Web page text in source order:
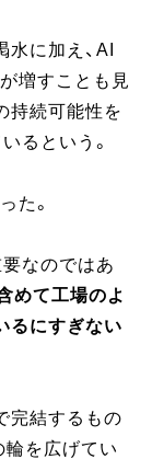
に加え、AI
増すことも見
持続可能性を
るという。
た。
要なのではあ
めて工場のよ
るにすぎない
完結するもの
輪を広げてい